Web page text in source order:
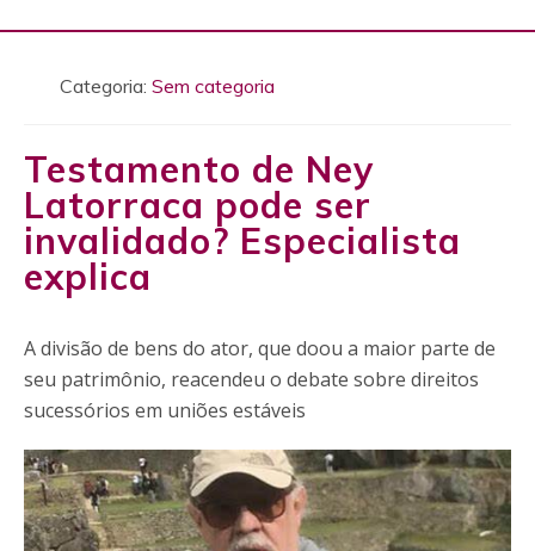
Categoria: Sem categoria
Testamento de Ney
Latorraca pode ser
invalidado? Especialista
explica
A divisão de bens do ator, que doou a maior parte de
seu patrimônio, reacendeu o debate sobre direitos
sucessórios em uniões estáveis